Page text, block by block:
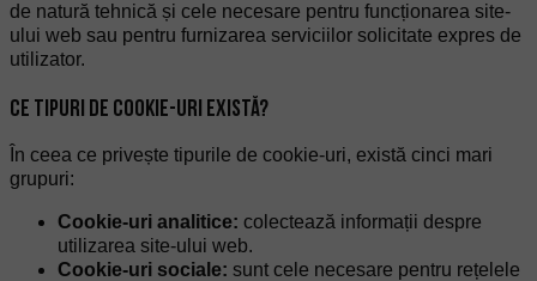
de natură tehnică și cele necesare pentru funcționarea site-
ului web sau pentru furnizarea serviciilor solicitate expres de
utilizator.
CE TIPURI DE COOKIE-URI EXISTĂ?
În ceea ce privește tipurile de cookie-uri, există cinci mari
grupuri:
Cookie-uri analitice: colectează informații despre
utilizarea site-ului web.
Cookie-uri sociale: sunt cele necesare pentru rețelele